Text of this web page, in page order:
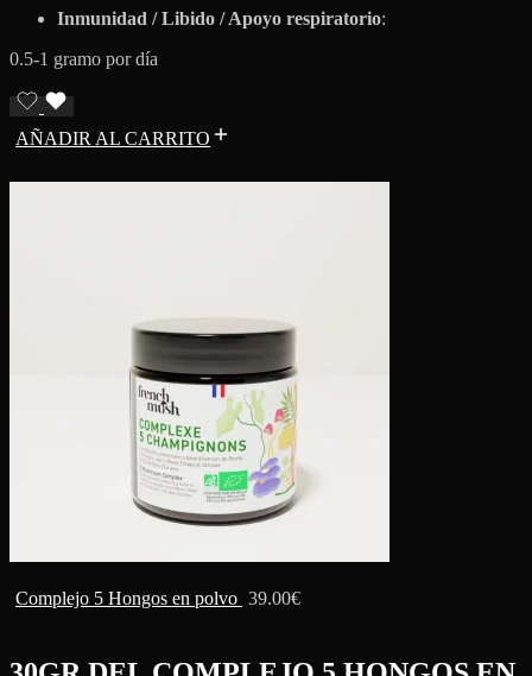
Inmunidad / Libido / Apoyo respiratorio:
0.5-1 gramo por día
AÑADIR AL CARRITO
Complejo 5 Hongos en polvo 39.00€